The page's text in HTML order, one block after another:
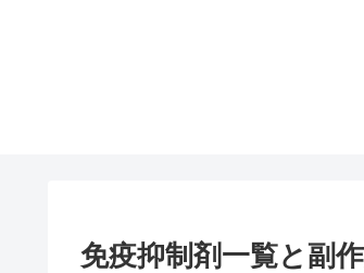
免疫抑制剤一覧と副